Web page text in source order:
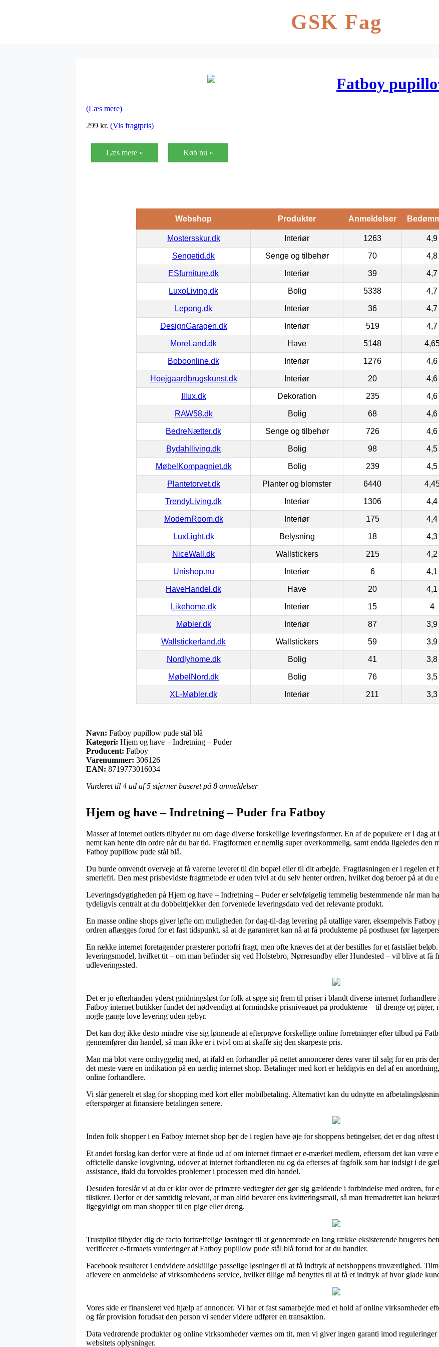
GSK Fag
Fatboy
(Læs mere)
299 kr. (Vis fragtpris)
Læs mere » Køb nu »
Webshop Produkter Anmeldelser
Mostersskur.dk Interiør 1263 4,9
Sengetid.dk Senge og tilbehør 70 4,8
ESfurniture.dk Interiør 39 4,7
LuxoLiving.dk Bolig 5338 4,7
Lepong.dk Interiør 36 4,7
DesignGaragen.dk Interiør 519 4,7
MoreLand.dk Have 5148
Boboonline.dk Interiør 1276 4,6
Hoejgaardbrugskunst.dk Interiør 20 4,6
Illux.dk Dekoration 235 4,6
RAW58.dk Bolig 68 4,6
BedreNætter.dk Senge og tilbehør 726 4,6
Bydahlliving.dk Bolig 98 4,5
MøbelKompagniet.dk Bolig 239 4,5
Plantetorvet.dk Planter og blomster 6440
TrendyLiving.dk Interiør 1306 4,4
ModernRoom.dk Interiør 175 4,4
LuxLight.dk Belysning 18 4,3
NiceWall.dk Wallstickers 215 4,2
Unishop.nu Interiør 6 4,1
HaveHandel.dk Have 20 4,1
Likehome.dk Interiør 15 4
Møbler.dk Interiør 87 3,9
Wallstickerland.dk Wallstickers 59 3,9
Nordlyhome.dk Bolig 41 3,8
MøbelNord.dk Bolig 76 3,5
XL-Møbler.dk Interiør 211 3,3
Navn: Fatboy pupillow pude stål blå
Kategori: Hjem og have – Indretning – Puder
Producent: Fatboy
Varenummer: 306126
EAN: 8719773016034
Vurderet til 4 ud af 5 stjerner baseret på 8 anmeldelser
Hjem og have – Indretning – Puder fra Fatboy
Masser af internet outlets tilbyder nu om dage diverse forskellige leveringsformer. En af de populære er i dag at
nemt kan hente din ordre når du har tid. Fragtformen er nemlig super overkommelig, samt endda ligeledes den
Fatboy pupillow pude stål blå.
Du burde omvendt overveje at få varerne leveret til din bopæl eller til dit arbejde. Fragtløsningen er i regelen et
smertefri. Den mest prisbevidste fragtmetode er uden tvivl at du selv henter ordren, hvilket dog beroer på at du
Leveringsdygtigheden på Hjem og have – Indretning – Puder er selvfølgelig temmelig bestemmende når man
tydeligvis centralt at du dobbelttjekker den forventede leveringsdato ved det relevante produkt.
En masse online shops giver løfte om muligheden for dag-til-dag levering på utallige varer, eksempelvis
ordren aflægges forud for et fast tidspunkt, så at de garanteret kan nå at få produkterne på posthuset før
En række internet foretagender præsterer portofri fragt, men ofte kræves det at der bestilles for et fastslået
leveringsmodel, hvilket tit – om man befinder sig ved Holstebro, Nørresundby eller Hundested – vil blive at få
udleveringssted.
Det er jo efterhånden yderst gnidningsløst for folk at søge sig frem til priser i blandt diverse internet
Fatboy internet butikker fundet det nødvendigt at formindske prisniveauet på produkterne – til drenge og
nogle gange love levering uden gebyr.
Det kan dog ikke desto mindre vise sig lønnende at efterprøve forskellige online forretninger efter tilbud på
gennemfører din handel, så man ikke er i tvivl om at skaffe sig den skarpeste pris.
Man må blot være omhyggelig med, at ifald en forhandler på nettet annoncerer deres varer til salg for en pris
det meste være en indikation på en uærlig internet shop. Betalinger med kort er heldigvis en del af en
online forhandlere.
Vi slår generelt et slag for shopping med kort eller mobilbetaling. Alternativt kan du udnytte en
efterspørger at finansiere betalingen senere.
Inden folk shopper i en Fatboy internet shop bør de i reglen have øje for shoppens betingelser, det er dog oftest
Et andet forslag kan derfor være at finde ud af om internet firmaet er e-mærket medlem, eftersom det kan være
officielle danske lovgivning, udover at internet forhandleren nu og da efterses af fagfolk som har indsigt i de
assistance, ifald du forvoldes problemer i processen med din handel.
Desuden foreslår vi at du er klar over de primære vedtægter der gør sig gældende i forbindelse med ordren, for
tilsikrer. Derfor er det samtidig relevant, at man altid bevarer ens kvitteringsmail, så man fremadrettet kan
ligegyldigt om man shopper til en pige eller dreng.
Trustpilot tilbyder dig de facto fortræffelige løsninger til at gennemrode en lang række eksisterende brugeres
verificerer e-firmaets vurderinger af Fatboy pupillow pude stål blå forud for at du handler.
Facebook resulterer i endvidere adskillige passelige løsninger til at få indtryk af netshoppens troværdighed.
aflevere en anmeldelse af virksomhedens service, hvilket tillige må benyttes til at få et indtryk af hvor glade
Vores side er finansieret ved hjælp af annoncer. Vi har et fast samarbejde med et hold af online virksomheder
og får provision forudsat den person vi sender videre udfører en transaktion.
Data vedrørende produkter og online virksomheder værnes om tit, men vi giver ingen garanti imod
websitets oplysninger.